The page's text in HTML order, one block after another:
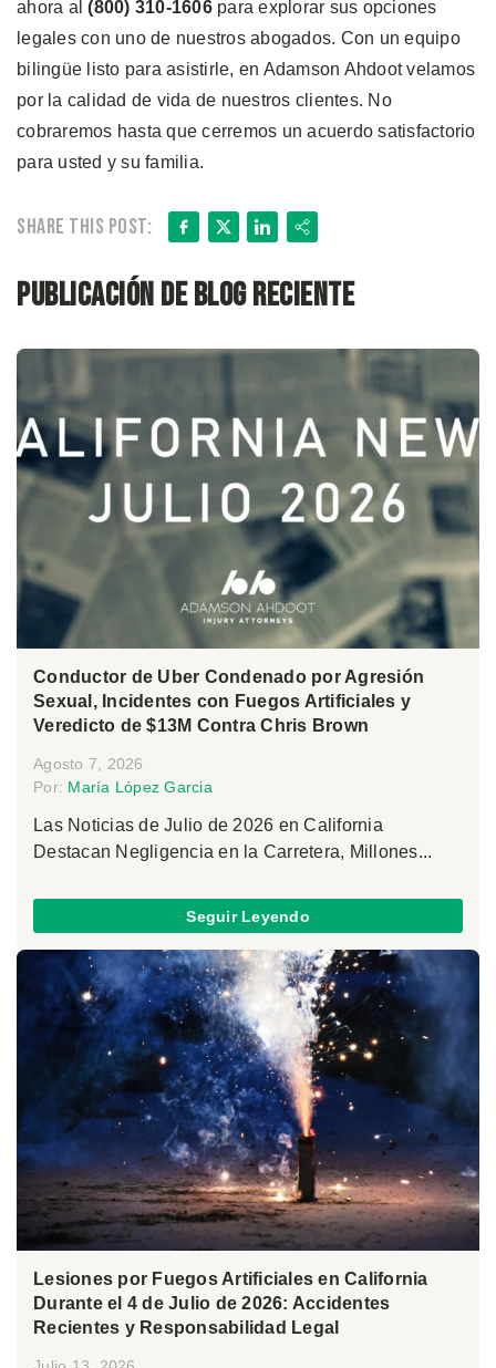
ahora al(800) 310-1606para explorar sus opciones
legales con uno de nuestros abogados. Con un equipo
bilingüe listo para asistirle, en Adamson Ahdoot velamos
por la calidad de vida de nuestros clientes. No
cobraremos hasta que cerremos un acuerdo satisfactorio
para usted y su familia.
Share this post: Facebook
X LinkedIn
Share
Publicación de blog reciente
Conductor de Uber Condenado por Agresión
Sexual, Incidentes con Fuegos Artificiales y
Veredicto de $13M Contra Chris Brown
Agosto 7, 2026
Por: María López Garcia
Las Noticias de Julio de 2026 en California
Destacan Negligencia en la Carretera, Millones...
Seguir Leyendo
Lesiones por Fuegos Artificiales en California
Durante el 4 de Julio de 2026: Accidentes
Recientes y Responsabilidad Legal